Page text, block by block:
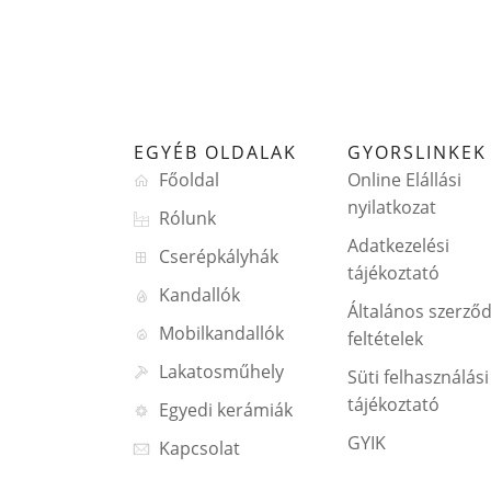
EGYÉB OLDALAK
Főoldal
Rólunk
Cserépkályhák
Kandallók
Mobilkandallók
Lakatosműhely
Egyedi kerámiák
Kapcsolat
GYORSLINKEK
Online Elállási
nyilatkozat
Adatkezelési
tájékoztató
Általános
feltételek
Süti felhasználási
tájékoztató
GYIK